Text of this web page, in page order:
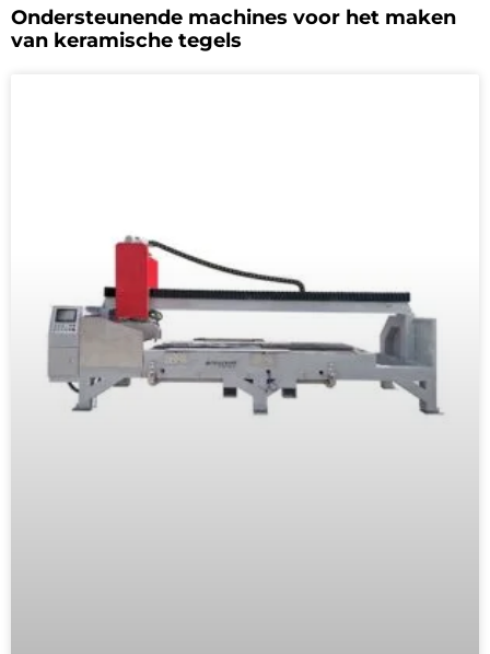
Ondersteunende machines voor het maken
van keramische tegels